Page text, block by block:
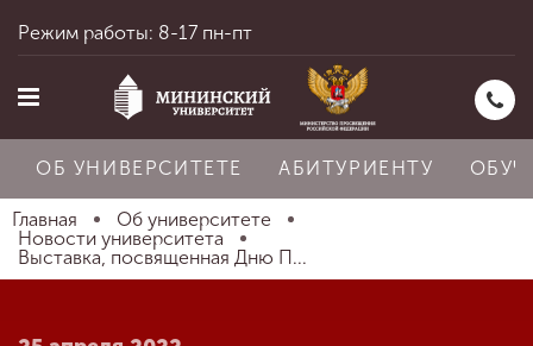
Главная
Режим работы: 8-17 пн-пт
ОБ УНИВЕРСИТЕТЕ АБИТУРИЕНТУ
Главная
Об университете
Новости университета
Выставка, посвященная Дню П...